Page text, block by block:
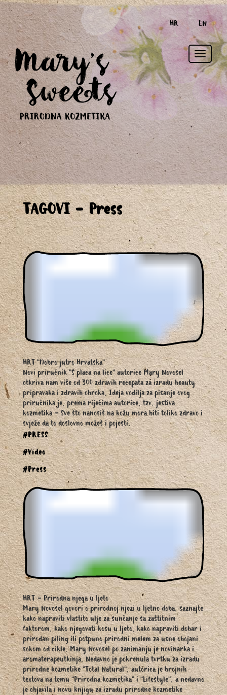
HR EN
Toggle
TAGOVI - Press
HRT "Dobro jutro Hrvatska"
Novi priručnik "S placa na lice" autorice Mary Novosel
otkriva nam više od 300 zdravih recepata za izradu beauty
pripravaka i zdravih obroka, Ideja vodilja za pisanje ovog
priručnika je, prema riječima autorice, tzv. jestiva
kozmetika - Sve što nanosiš na kožu mora biti toliko zdravo i
svježe da to doslovno možeš i pojesti.
#PRESS
#Video
#Press
HRT - Prirodna njega u ljeto
Mary Novosel govori o prirodnoj njezi u ljetno doba, saznajte
kako napraviti vlastito ulje za sunčanje sa zaštitnim
faktorom, kako njegovati kosu u ljeto, kako napraviti dobar i
prirodan piling ili potpuno prirodni melem za usne obojani
sokom od cikle. Mary Novosel po zanimanju je novinarka i
aromaterapeutkinja. Nedavno je pokrenula tvrtku za izradu
prirodne kozmetike "Total Natural", autorica je brojnih
textova na temu "Prirodna kozmetika" i "Lifestyle", a nedavno
je objavila i novu knjigu za izradu prirodne kozmetike